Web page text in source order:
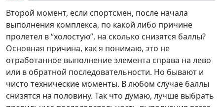
Второй момент, если спортсмен, после начала
выполнения комплекса, по какой либо причине
пролетел в “холостую”, на сколько снизятся баллы?
Основная причина, как я понимаю, это не
отработанное выполнение элемента справа на лево
или в обратной последовательности. Но бывают и
чисто технические моменты. В любом случае баллы
снизятся на половину. Так что думаю, лучше выбрать